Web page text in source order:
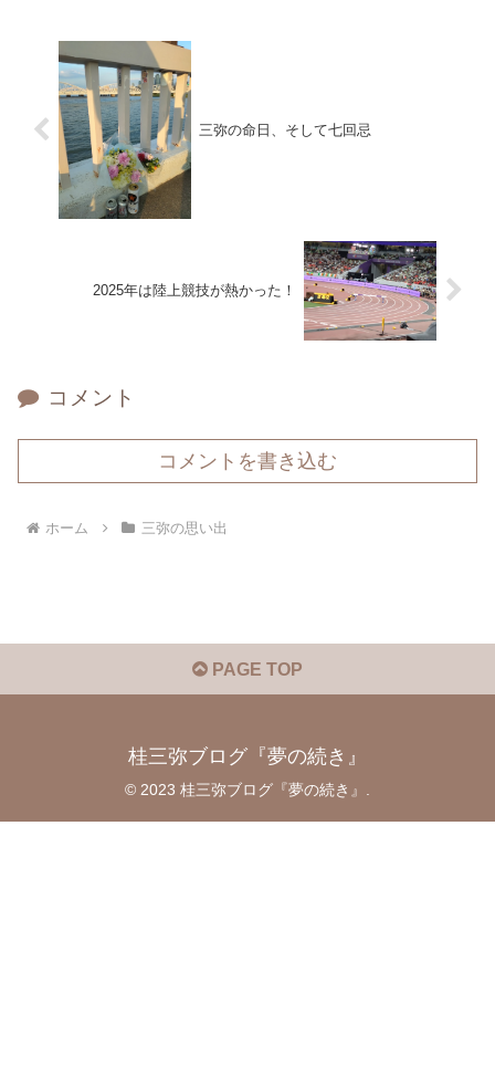
三弥の命日、そして七回忌
2025年は陸上競技が熱かった！
コメント
コメントを書き込む
ホーム 三弥の思い出
PAGE TOP
桂三弥ブログ『夢の続き』
© 2023 桂三弥ブログ『夢の続き』.